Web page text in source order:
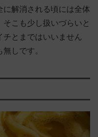
に解消される頃には全体
こも少し扱いづらいと
チとまではいいません
しです。